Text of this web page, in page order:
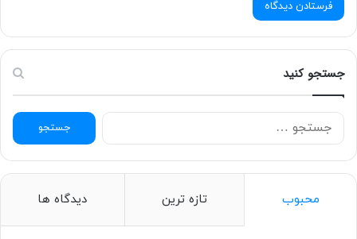
جستجو کنید
ج
س
ج
محبوب تازه ترین دیدگاه ها